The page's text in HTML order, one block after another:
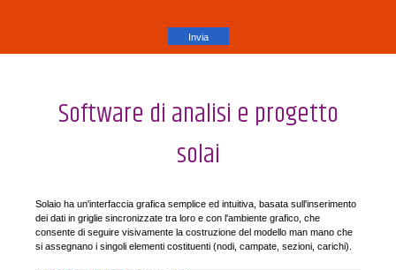
Software di analisi e progetto
solai
Solaio ha un'interfaccia grafica semplice ed intuitiva, basata sull'inserimento
dei dati in griglie sincronizzate tra loro e con l'ambiente grafico, che
consente di seguire visivamente la costruzione del modello man mano che
si assegnano i singoli elementi costituenti (nodi, campate, sezioni, carichi).